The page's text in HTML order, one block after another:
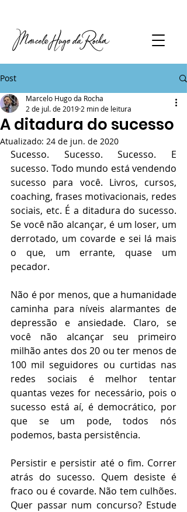
Post
A ditadura do sucesso
Marcelo Hugo da Rocha
2 de jul. de 2019 2 min de leitura
Atualizado: 24 de jun. de 2020
Sucesso. Sucesso. Sucesso. E
sucesso. Todo mundo está vendendo
sucesso para você. Livros, cursos,
coaching, frases motivacionais, redes
sociais, etc. É a ditadura do sucesso.
Se você não alcançar, é um loser, um
derrotado, um covarde e sei lá mais
o que, um errante, quase um
pecador.
Não é por menos, que a humanidade
caminha para níveis alarmantes de
depressão e ansiedade. Claro, se
você não alcançar seu primeiro
milhão antes dos 20 ou ter menos de
100 mil seguidores ou curtidas nas
redes sociais é melhor tentar
quantas vezes for necessário, pois o
sucesso está aí, é democrático, por
que se um pode, todos nós
podemos, basta persistência.
Persistir e persistir até o fim. Correr
atrás do sucesso. Quem desiste é
fraco ou é covarde. Não tem culhões.
Quer passar num concurso? Estude